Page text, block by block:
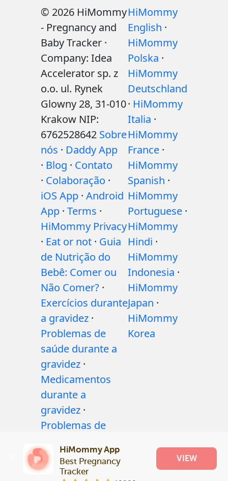
© 2026 HiMommy
- Pregnancy and
Baby Tracker ·
Company: Idea
Accelerator sp. z
o.o. ul. Rynek
Glowny 28, 31-010
Krakow NIP:
6762528642 Sobre
nós · Daddy App
· Blog · Contato
· Colaboração ·
iOS App · Android
App · Terms ·
HiMommy Privacy
· Eat or not · Guia
de Nutrição do
Bebê: Comer ou
Não Comer? ·
Exercícios durante
a gravidez ·
Problemas de
saúde durante a
gravidez ·
Medicamentos
durante a
gravidez ·
Problemas de
Articles·Politica
editorial
HiMommy
English ·
HiMommy
Polska ·
HiMommy
Deutschland
· HiMommy
Italia ·
HiMommy
France ·
HiMommy
Spanish ·
HiMommy
Portuguese ·
HiMommy
Hindi ·
HiMommy
Indonesia ·
HiMommy
Japan ·
HiMommy
Korea
HiMommy App
Best Pregnancy
Tracker
VIEW